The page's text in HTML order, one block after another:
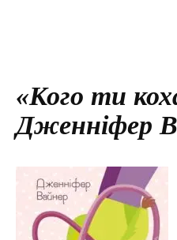
«Кого ти
Дженніфер